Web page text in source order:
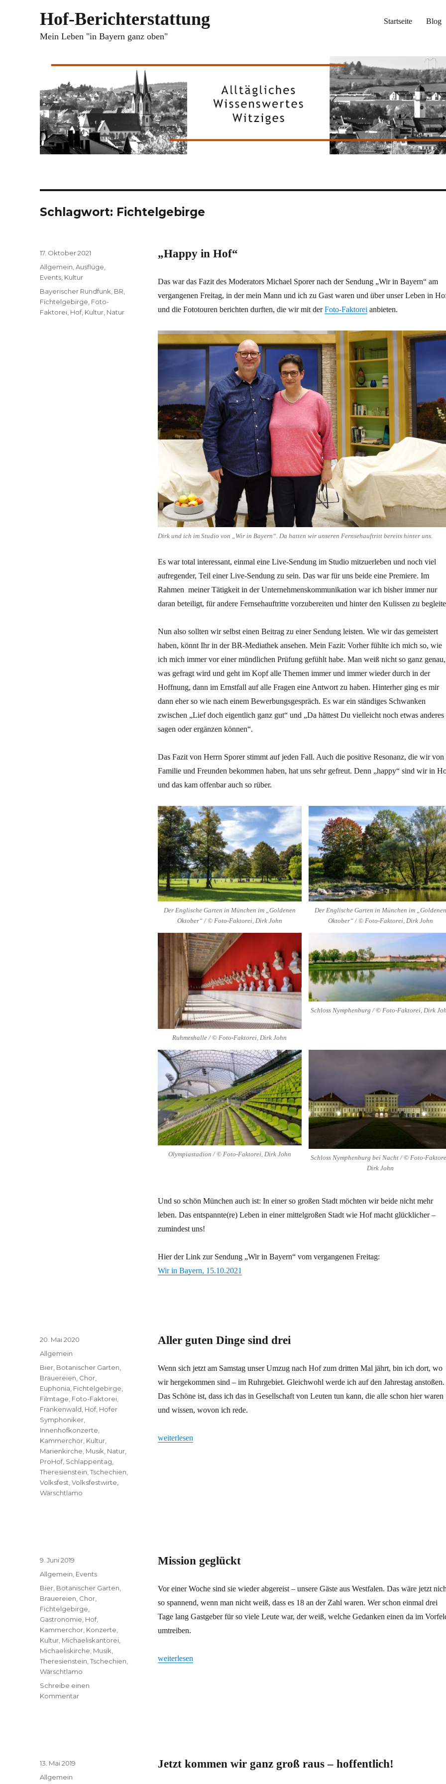
Hof-Berichterstattung
Mein Leben "in Bayern ganz oben"
Startseite Blog
Schlagwort: Fichtelgebirge
„Happy in Hof“
Das war das Fazit des Moderators Michael Sporer nach der Sendung „Wir in Bayern“ am
vergangenen Freitag, in der mein Mann und ich zu Gast waren und über unser Leben in
und die Fototouren berichten durften, die wir mit derFoto-Faktorei anbieten.
Dirk und ich im Studio von „Wir in Bayern“. Da hatten wir unseren Fernsehauftritt bereits hinter uns.
Es war total interessant, einmal eine Live-Sendung im Studio mitzuerleben und noch viel
aufregender, Teil einer Live-Sendung zu sein. Das war für uns beide eine Premiere. Im
Rahmen meiner Tätigkeit in der Unternehmenskommunikation war ich bisher immer nur
daran beteiligt, für andere Fernsehauftritte vorzubereiten und hinter den Kulissen zu
Nun also sollten wir selbst einen Beitrag zu einer Sendung leisten. Wie wir das gemeistert
haben, könnt Ihr in der BR-Mediathek ansehen. Mein Fazit: Vorher fühlte ich mich so, wie
ich mich immer vor einer mündlichen Prüfung gefühlt habe. Man weiß nicht so ganz genau,
was gefragt wird und geht im Kopf alle Themen immer und immer wieder durch in der
Hoffnung, dann im Ernstfall auf alle Fragen eine Antwort zu haben. Hinterher ging es mir
dann eher so wie nach einem Bewerbungsgespräch. Es war ein ständiges Schwanken
zwischen „Lief doch eigentlich ganz gut“ und „Da hättest Du vielleicht noch etwas anderes
sagen oder ergänzen können“.
Das Fazit von Herrn Sporer stimmt auf jeden Fall. Auch die positive Resonanz, die wir von
Familie und Freunden bekommen haben, hat uns sehr gefreut. Denn „happy“ sind wir in
und das kam offenbar auch so rüber.
Der Englische Garten in München im „Goldenen
Oktober“ / © Foto-Faktorei, Dirk John
Der Englische Garten in München im „Goldenen
Oktober“ / © Foto-Faktorei, Dirk John
Ruhmeshalle / © Foto-Faktorei, Dirk John
Schloss Nymphenburg / © Foto-Faktorei, Dirk
Olympiastadion / © Foto-Faktorei, Dirk John
Schloss Nymphenburg bei Nacht / © Foto-
Dirk John
Und so schön München auch ist: In einer so großen Stadt möchten wir beide nicht mehr
leben. Das entspannte(re) Leben in einer mittelgroßen Stadt wie Hof macht glücklicher –
zumindest uns!
Hier der Link zur Sendung „Wir in Bayern“ vom vergangenen Freitag:
Wir in Bayern, 15.10.2021
Veröffentlicht
am
17. Oktober 2021
Kategorien
Allgemein ,Ausflüge
Events Kultur
Schlagwörter
Bayerischer Rundfunk BR
Fichtelgebirge Foto-
Faktorei Hof, Kultur Natur
Aller guten Dinge sind drei
Wenn sich jetzt am Samstag unser Umzug nach Hof zum dritten Mal jährt, bin ich dort, wo
wir hergekommen sind – im Ruhrgebiet. Gleichwohl werde ich auf den Jahrestag anstoßen.
Das Schöne ist, dass ich das in Gesellschaft von Leuten tun kann, die alle schon hier waren
und wissen, wovon ich rede.
„Aller guten Dinge sind drei“
weiterlesen
Veröffentlicht
am
20. Mai 2020
Kategorien
Allgemein
Schlagwörter
Bier Botanischer Garten
Brauereien Chor
Euphonia Fichtelgebirge
Filmtage Foto-Faktorei
Frankenwald Hof, Hofer
Symphoniker
Innenhofkonzerte
Kammerchor Kultur
Marienkirche Musik Natur
ProHof, Schlappentag
Theresienstein ,Tschechien
Volksfest ,Volksfestwirte
Wärschtlamo
Mission geglückt
Vor einer Woche sind sie wieder abgereist – unsere Gäste aus Westfalen. Das wäre jetzt
so spannend, wenn man nicht weiß, dass es 18 an der Zahl waren. Wer schon einmal drei
Tage lang Gastgeber für so viele Leute war, der weiß, welche Gedanken einen da im
umtreiben.
„Mission geglückt“
weiterlesen
Veröffentlicht
am
9. Juni 2019
Kategorien
Allgemein Events
Schlagwörter
Bier Botanischer Garten
Brauereien Chor
Fichtelgebirge
Gastronomie Hof,
Kammerchor Konzerte
Kultur Michaeliskantorei
Michaeliskirche Musik
Theresienstein ,Tschechien
Wärschtlamo
Schreibe einen
Kommentarzu
Jetzt kommen wir ganz groß raus – hoffentlich!
Veröffentlicht
am
13. Mai 2019
Kategorien
Allgemein